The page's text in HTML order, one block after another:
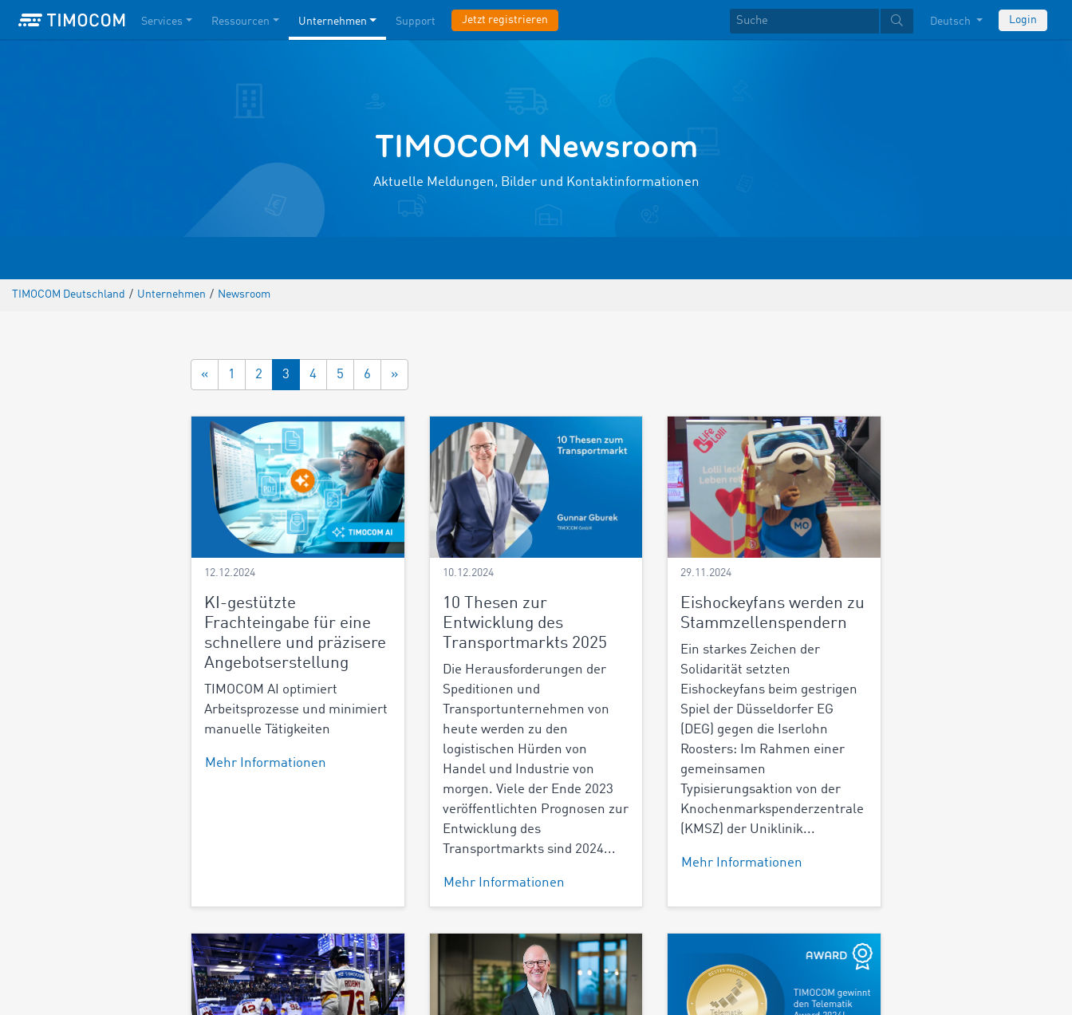
Services Ressourcen Unternehmen Support Jetzt registrieren Deutsch Login
TIMOCOM Newsroom
Aktuelle Meldungen, Bilder und Kontaktinformationen
TIMOCOM Deutschland / Unternehmen / Newsroom
« 1 2 3 4 5 6 »
12.12.2024
KI-gestützte
Frachteingabe für eine
schnellere und präzisere
Angebotserstellung
TIMOCOM AI optimiert
Arbeitsprozesse und minimiert
manuelle Tätigkeiten
Mehr Informationen
10.12.2024
10 Thesen zur
Entwicklung des
Transportmarkts 2025
Die Herausforderungen der
Speditionen und
Transportunternehmen von
heute werden zu den
logistischen Hürden von
Handel und Industrie von
morgen. Viele der Ende 2023
veröffentlichten Prognosen zur
Entwicklung des
Transportmarkts sind 2024...
Mehr Informationen
29.11.2024
Eishockeyfans werden zu
Stammzellenspendern
Ein starkes Zeichen der
Solidarität setzten
Eishockeyfans beim gestrigen
Spiel der Düsseldorfer EG
(DEG) gegen die Iserlohn
Roosters: Im Rahmen einer
gemeinsamen
Typisierungsaktion von der
Knochenmarkspenderzentrale
(KMSZ) der Uniklinik...
Mehr Informationen